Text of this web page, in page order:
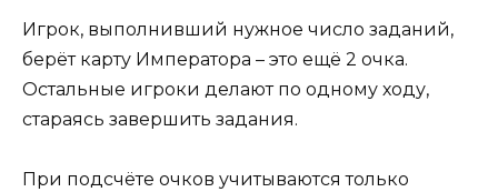
Игрок, выполнивший нужное число заданий,
берёт карту Императора – это ещё 2 очка.
Остальные игроки делают по одному ходу,
стараясь завершить задания.
При подсчёте очков учитываются только